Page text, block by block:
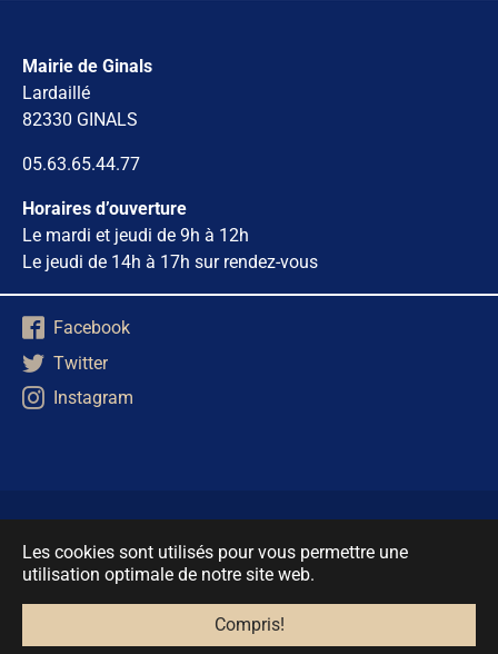
Les cookies sont utilisés pour vous permettre une
utilisation optimale de notre site web.
Compris!
Mairie de Ginals
Lardaillé
82330 GINALS
05.63.65.44.77
Horaires d’ouverture
Le mardi et jeudi de 9h à 12h
Le jeudi de 14h à 17h sur rendez-vous
Facebook
Twitter
Instagram
Politique de protection des données